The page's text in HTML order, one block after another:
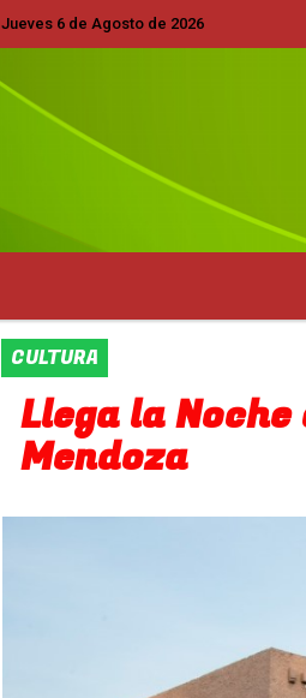
Jueves 6 de Agosto de 2026
Hoy es Jueves 6 de
CULTURA
Llega la
Mendoza